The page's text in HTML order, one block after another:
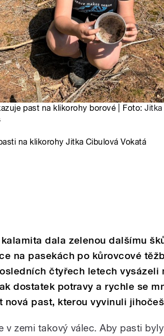
past na klikorohy borové | Foto:Jitka
na klikorohy Jitka Cibulová Vokatá
dala zelenou dalšímu
na pasekách po kůrovcové
čtyřech letech vysázeli
dostatek potravy a rychle se
nová past, kterou vyvinuli
v zemi takový válec. Aby pasti